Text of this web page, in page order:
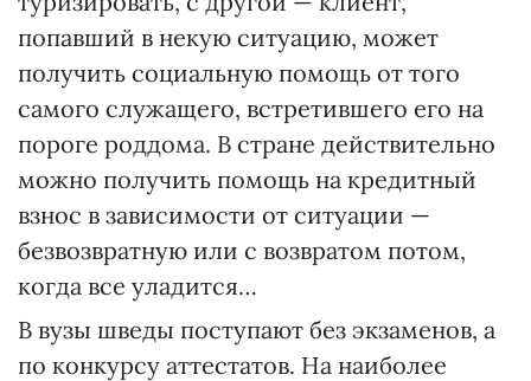
попавший в некую ситуацию, может
получить социальную помощь от того
самого служащего, встретившего его на
пороге роддома. В стране действительно
можно получить помощь на кредитный
взнос в зависимости от ситуации —
безвозвратную или с возвратом потом,
когда все уладится…
В вузы шведы поступают без экзаменов, а
по конкурсу аттестатов. На наиболее